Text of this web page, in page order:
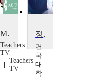
My World, My Democracy
Teachers
TV
Teachers
TV
정보체계론
건
국
대
학